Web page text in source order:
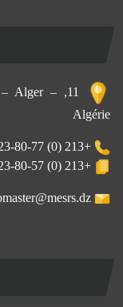
– Alger –
Algérie
+213 (0) 23-23-80-77
+213 (0) 23-23-80-57
webmaster@mesrs.dz